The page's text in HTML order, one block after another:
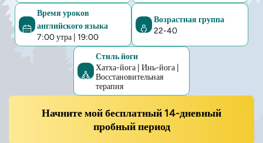
Время уроков
английского языка
7:00 утра |19:00
Возрастная группа
22-40
Стиль йоги
Хатха-йога | Инь-йога |
Восстановительная
терапия
Начните мой бесплатный 14-дневный
пробный период